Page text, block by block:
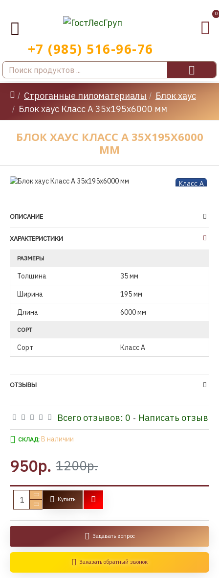
0
Строганные пиломатериалы
Блок хаус
Блок хаус Класс А 35x195x6000 мм
БЛОК ХАУС КЛАСС А 35X195X6000
ММ
Класс A
ОПИСАНИЕ
ХАРАКТЕРИСТИКИ
РАЗМЕРЫ
Толщина 35 мм
Ширина 195 мм
Длина 6000 мм
СОРТ
Сорт Класс А
ОТЗЫВЫ
СКЛАД: В наличии
Всего отзывов: 0 - Написать отзыв
950р. 1200р.
Купить
Задавать вопрос
Заказать обратный звонок